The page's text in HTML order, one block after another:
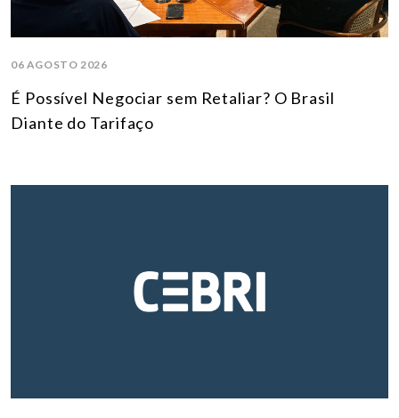
06 AGOSTO 2026
É Possível Negociar sem Retaliar? O Brasil
Diante do Tarifaço